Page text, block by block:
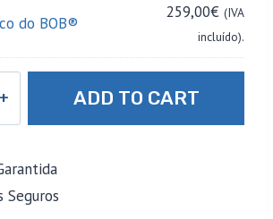
do BOB®
259,00€ (IVA
incluído).
ADD TO CART
Seguros